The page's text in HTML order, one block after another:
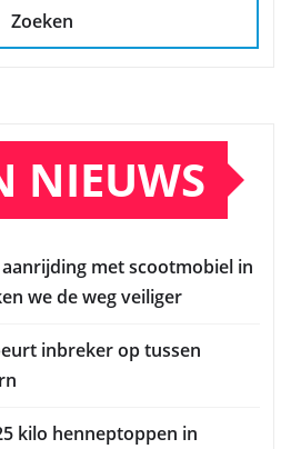
Zoeken
NIEUWS
met scootmobiel in
we de weg veiliger
inbreker op tussen
kilo henneptoppen in